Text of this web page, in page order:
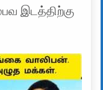
இடத்திற்கு